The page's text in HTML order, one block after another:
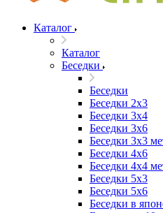
Каталог
Каталог
Беседки
Беседки
Беседки 2x3
Беседки 3x4
Беседки 3x6
Беседки 3х3
Беседки 4x6
Беседки 4х4
Беседки 5x3
Беседки 5x6
Беседки в